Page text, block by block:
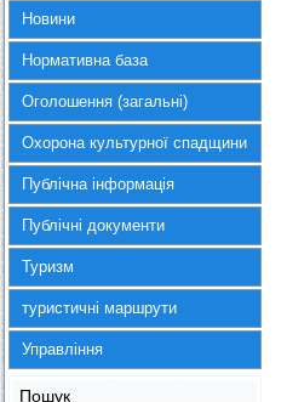
Новини
Нормативна база
Оголошення (загальні)
Охорона культурної спадщини
Публічна інформація
Публічні документи
Туризм
туристичні маршрути
Управління
Пошук